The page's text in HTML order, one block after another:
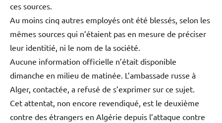
ces sources.
Au moins cinq autres employés ont été blessés, selon les
mêmes sources qui n’étaient pas en mesure de préciser
leur identitié, ni le nom de la société.
Aucune information officielle n’était disponible
dimanche en milieu de matinée. L’ambassade russe à
Alger, contactée, a refusé de s’exprimer sur ce sujet.
Cet attentat, non encore revendiqué, est le deuxième
contre des étrangers en Algérie depuis l’attaque contre